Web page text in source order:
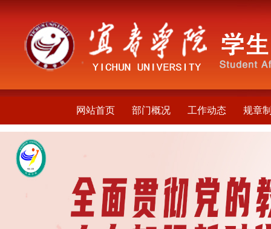
网站首页 部门概况 工作动态 规章